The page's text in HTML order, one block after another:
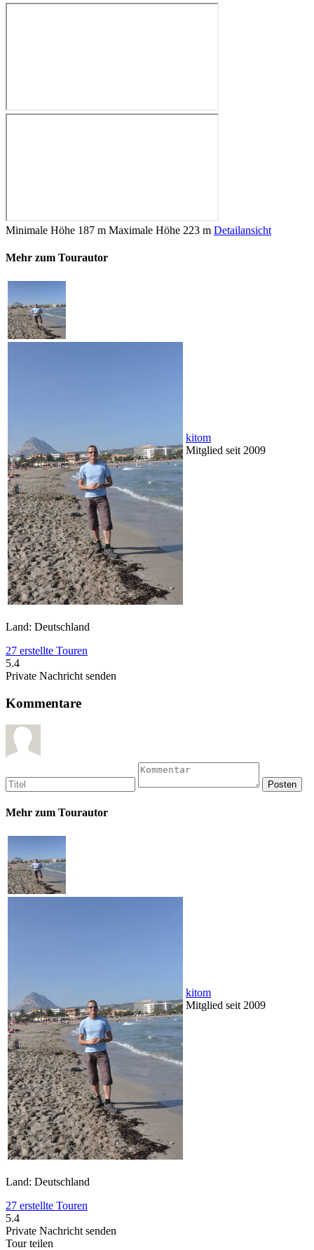
Minimale Höhe 187 m Maximale Höhe 223 m Detailansicht
Mehr zum Tourautor
kitom
Mitglied seit 2009
Land: Deutschland
27 erstellte Touren
5.4
Private Nachricht senden
Kommentare
Mehr zum Tourautor
kitom
Mitglied seit 2009
Land: Deutschland
27 erstellte Touren
5.4
Private Nachricht senden
Tour teilen